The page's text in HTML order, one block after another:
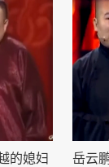
的媳妇
岳云